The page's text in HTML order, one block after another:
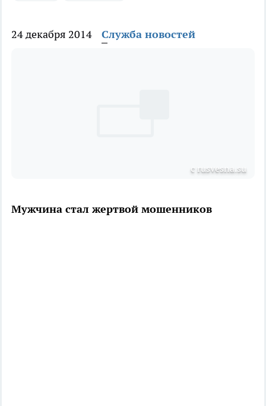
24 декабря 2014 Служба новостей
с rusvesna.su
Мужчина стал жертвой мошенников